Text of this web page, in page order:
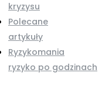
kryzysu
Polecane
artykuły
Ryzykomania
ryzyko po godzinach